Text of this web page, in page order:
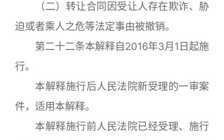
（二）转让合同因受让人存在欺诈、胁
迫或者乘人之危等法定事由被撤销。
第二十二条本解释自2016年3月1日起施
行。
本解释施行后人民法院新受理的一审案
件，适用本解释。
本解释施行前人民法院已经受理、施行